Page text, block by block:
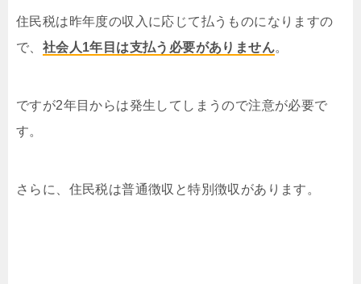
住民税は昨年度の収入に応じて払うものになりますの
で、 社会人1年目は支払う必要がありません。
ですが2年目からは発生してしまうので注意が必要で
す。
さらに、住民税は普通徴収と特別徴収があります。